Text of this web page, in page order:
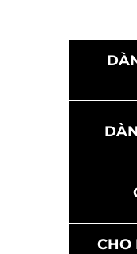
CHO